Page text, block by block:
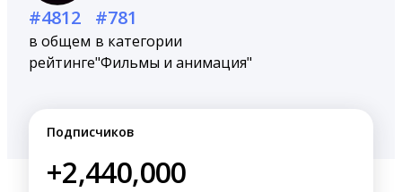
#4812
в общем
рейтинге
#781
в категории
"Фильмы и анимация"
Подписчиков
+2,440,000